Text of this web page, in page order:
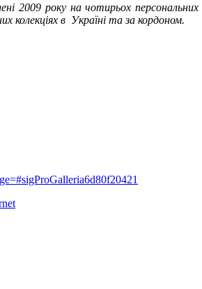
2009 року на чотирьох
колекціях в Україні та за кордоном.